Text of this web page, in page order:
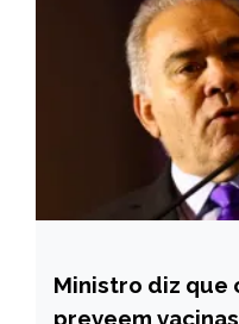
BRASIL
Ministro diz que
preveem